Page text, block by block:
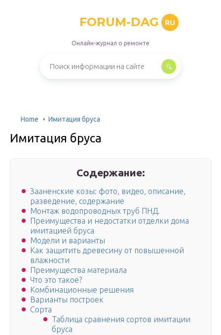
FORUM-DAG RU
Онлайн-журнал о ремонте
Home Имитация бруса
Имитация бруса
Содержание:
Зааненские козы: фото, видео, описание,
разведение, содержание
Монтаж водопроводных труб ПНД.
Преимущества и недостатки отделки дома
имитацией бруса
Модели и варианты
Как защитить древесину от повышенной
влажности
Преимущества материала
Что это такое?
Комбинационные решения
Варианты построек
Сорта
Таблица сравнения сортов имитации
бруса